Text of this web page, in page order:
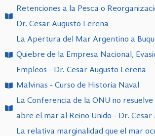
Retenciones a la Pesca o
Dr. Cesar Augusto Lerena
La Apertura del Mar Argentino a
Quiebre de la Empresa Nacional,
Empleos - Dr. Cesar Augusto Lerena
Malvinas - Curso de Historia Naval
La Conferencia de la ONU no
abre el mar al Reino Unido - Dr. Cesar
La relativa marginalidad que el mar